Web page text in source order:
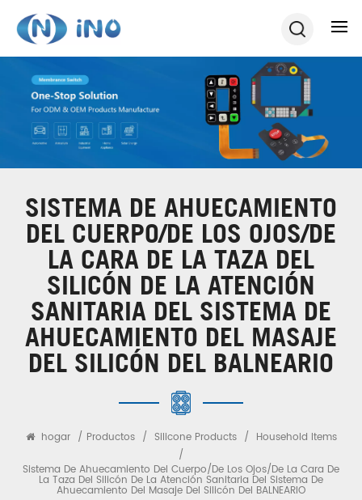
SISTEMA DE AHUECAMIENTO
DEL CUERPO/DE LOS OJOS/DE
LA CARA DE LA TAZA DEL
SILICÓN DE LA ATENCIÓN
SANITARIA DEL SISTEMA DE
AHUECAMIENTO DEL MASAJE
DEL SILICÓN DEL BALNEARIO
hogar / Productos / Silicone Products / Household Items
/
Sistema De Ahuecamiento Del Cuerpo/de Los Ojos/de La Cara De
La Taza Del Silicón De La Atención Sanitaria Del Sistema De
Ahuecamiento Del Masaje Del Silicón Del BALNEARIO